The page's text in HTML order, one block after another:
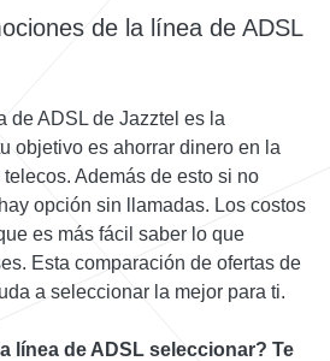
de la línea de ADSL
de ADSL de Jazztel es la
objetivo es ahorrar dinero en la
Además de esto si no
opción sin llamadas. Los costos
es más fácil saber lo que
Esta comparación de ofertas de
a seleccionar la mejor para ti.
línea de ADSL seleccionar? Te